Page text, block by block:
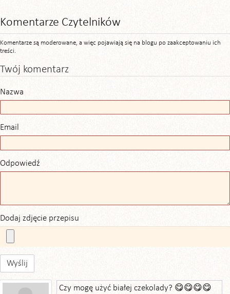
Komentarze Czytelników
Komentarze są moderowane, a więc pojawiają się na blogu po zaakceptowaniu ich
treści.
Twój komentarz
Nazwa
Email
Odpowiedź
Dodaj zdjęcie przepisu
Wyślij
Czy mogę użyć białej czekolady? 😋😋😋😋